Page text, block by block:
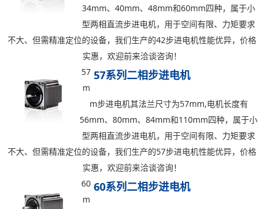
34mm、40mm、48mm和60mm四种，属于小
型两相直流步进电机，用于空间有限、力矩要求
不大、但需精准定位的设备，我们生产的42步进电机性能优异，价格
实惠，欢迎前来洽谈咨询！
57系列二相步进电机
57
m
m步进电机其法兰尺寸为57mm,电机长度有
56mm、80mm、84mm和110mm四种，属于小
型两相直流步进电机，用于空间有限、力矩要求
不大、但需精准定位的设备，我们生产的57步进电机性能优异，价格
实惠，欢迎前来洽谈咨询！
60系列二相步进电机
60
m